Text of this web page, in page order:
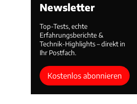
Newsletter
Top-Tests, echte
Erfahrungsberichte &
Technik-Highlights – direkt in
Ihr Postfach.
Kostenlos abonnieren